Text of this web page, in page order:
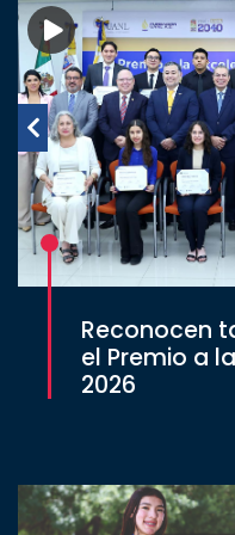
Reconocen
el Premio a
2026